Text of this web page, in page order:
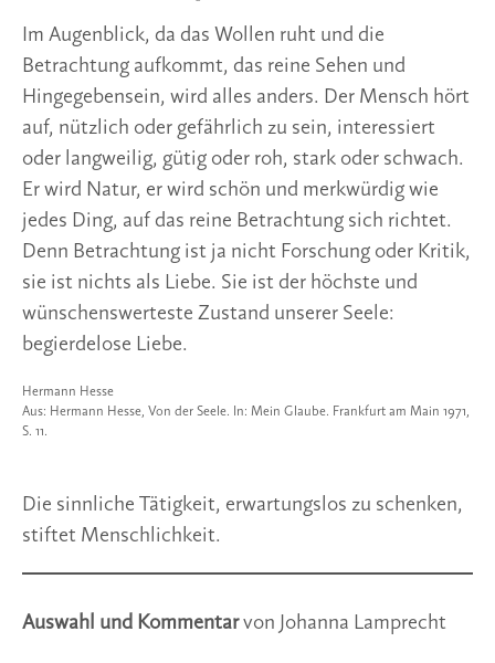
Im Augenblick, da das Wollen ruht und die
Betrachtung aufkommt, das reine Sehen und
Hingegebensein, wird alles anders. Der Mensch hört
auf, nützlich oder gefährlich zu sein, interessiert
oder langweilig, gütig oder roh, stark oder schwach.
Er wird Natur, er wird schön und merkwürdig wie
jedes Ding, auf das reine Betrachtung sich richtet.
Denn Betrachtung ist ja nicht Forschung oder Kritik,
sie ist nichts als Liebe. Sie ist der höchste und
wünschenswerteste Zustand unserer Seele:
begierdelose Liebe.
Hermann Hesse
Aus: Hermann Hesse, Von der Seele. In: Mein Glaube. Frankfurt am Main 1971,
S. 11.
Die sinnliche Tätigkeit, erwartungs­los zu schenken,
stiftet Menschlichkeit.
Auswahl und Kommentarvon Johanna Lamprecht